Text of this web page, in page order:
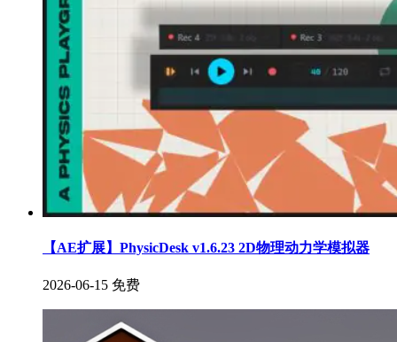
【AE扩展】PhysicDesk v1.6.23 2D物理动力学模拟器
2026-06-15 免费